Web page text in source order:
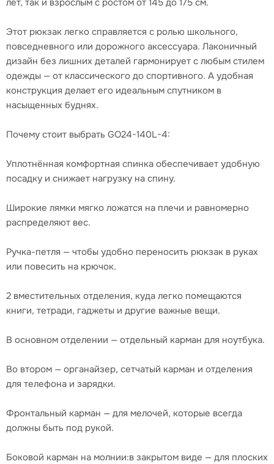
лет, так и взрослым с ростом от 145 до 175 см.
Этот рюкзак легко справляется с ролью школьного,
повседневного или дорожного аксессуара. Лаконичный
дизайн без лишних деталей гармонирует с любым стилем
одежды — от классического до спортивного. А удобная
конструкция делает его идеальным спутником в
насыщенных буднях.
Почему стоит выбрать GO24-140L-4:
Уплотнённая комфортная спинка обеспечивает удобную
посадку и снижает нагрузку на спину.
Широкие лямки мягко ложатся на плечи и равномерно
распределяют вес.
Ручка-петля — чтобы удобно переносить рюкзак в руках
или повесить на крючок.
2 вместительных отделения, куда легко помещаются
книги, тетради, гаджеты и другие важные вещи.
В основном отделении — отдельный карман для ноутбука.
Во втором — органайзер, сетчатый карман и отделения
для телефона и зарядки.
Фронтальный карман — для мелочей, которые всегда
должны быть под рукой.
Боковой карман на молнии:в закрытом виде — для плоских